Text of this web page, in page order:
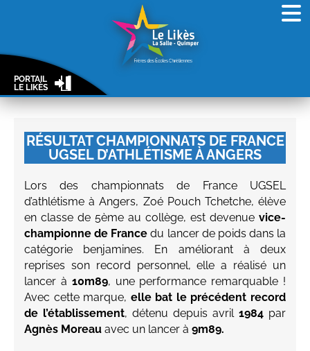
PORTAIL
LE LIKÈS
RÉSULTAT CHAMPIONNATS DE FRANCE
UGSEL D’ATHLÉTISME À ANGERS
Lors des championnats de France UGSEL
d’athlétisme à Angers, Zoé Pouch Tchetche, élève
en classe de 5ème au collège, est devenue vice-
championne de France du lancer de poids dans la
catégorie benjamines. En améliorant à deux
reprises son record personnel, elle a réalisé un
lancer à 10m89, une performance remarquable !
Avec cette marque, elle bat le précédent record
de l’établissement, détenu depuis avril 1984 par
Agnès Moreau avec un lancer à 9m89.